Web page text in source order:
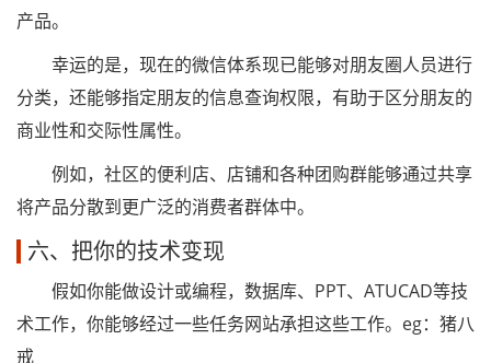
产品。
幸运的是，现在的微信体系现已能够对朋友圈人员进行
分类，还能够指定朋友的信息查询权限，有助于区分朋友的
商业性和交际性属性。
例如，社区的便利店、店铺和各种团购群能够通过共享
将产品分散到更广泛的消费者群体中。
六、把你的技术变现
假如你能做设计或编程，数据库、PPT、ATUCAD等技
术工作，你能够经过一些任务网站承担这些工作。eg：猪八
戒